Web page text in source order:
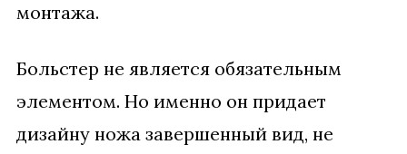
монтажа.
Больстер не является обязательным
элементом. Но именно он придает
дизайну ножа завершенный вид, не